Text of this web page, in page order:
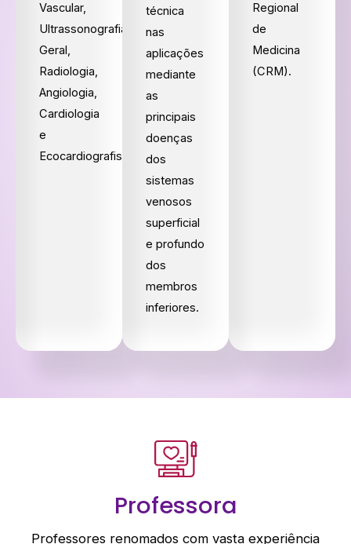
Vascular,
Ultrassonografia
Geral,
Radiologia,
Angiologia,
Cardiologia
e
Ecocardiografistas.
técnica
nas
aplicações
mediante
as
principais
doenças
dos
sistemas
venosos
superficial
e profundo
dos
membros
inferiores.
Regional
de
Medicina
(CRM).
Professora
Professores renomados com vasta experiência